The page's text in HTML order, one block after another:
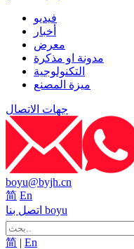
فيديو
أخبار
معرض
مدونة او مذكرة
التكنولوجية
ميزة المصنع
جهات الاتصال
boyu@byjh.cn
简 En
اتصل بنا boyu
简 | En